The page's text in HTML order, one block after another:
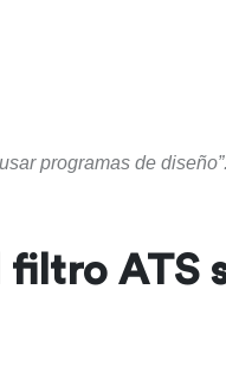
programas de diseño”.
filtro ATS